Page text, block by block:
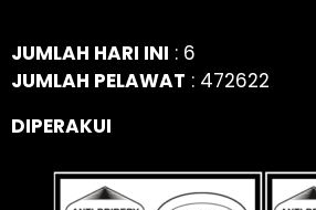
JUMLAH HARI INI : 6
JUMLAH PELAWAT : 472622
DIPERAKUI